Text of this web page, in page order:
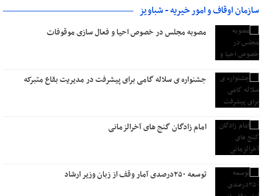
سازمان اوقاف و امور خیریه - شباویز
مصوبه مجلس در خصوص احیا و فعال سازی موقوفات
جشنواره ی سلاله گامی برای پیشرفت در مدیریت بقاع متبرکه
امام زادگان گنج های آخرالزمانی
توسعه ۲۵٠درصدی آمار وقف از زبان وزیر ارشاد